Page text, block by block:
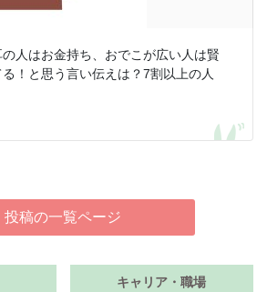
の人はお金持ち、おでこが広い人は賢
！と思う言い伝えは？7割以上の人
投稿の一覧ページ
キャリア・職場